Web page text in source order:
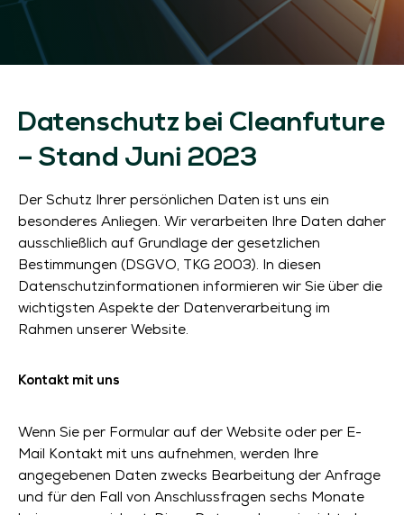
Datenschutz bei Cleanfuture
– Stand Juni 2023
Der Schutz Ihrer persönlichen Daten ist uns ein
besonderes Anliegen. Wir verarbeiten Ihre Daten daher
ausschließlich auf Grundlage der gesetzlichen
Bestimmungen (DSGVO, TKG 2003). In diesen
Datenschutzinformationen informieren wir Sie über die
wichtigsten Aspekte der Datenverarbeitung im
Rahmen unserer Website.
Kontakt mit uns
Wenn Sie per Formular auf der Website oder per E-
Mail Kontakt mit uns aufnehmen, werden Ihre
angegebenen Daten zwecks Bearbeitung der Anfrage
und für den Fall von Anschlussfragen sechs Monate